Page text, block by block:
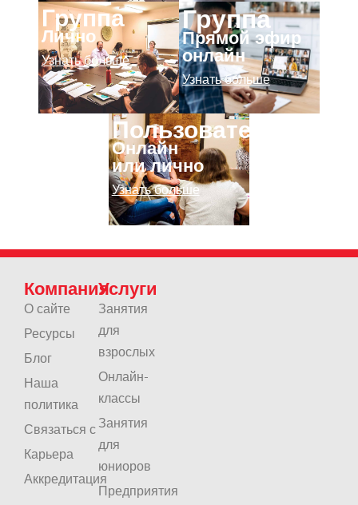
Группа
Лично
Узнать больше
Группа
Прямой эфир
онлайн
Узнать больше
Пользовательское
Онлайн
или лично
Узнать больше
Компания
О сайте
Ресурсы
Блог
Наша
политика
Связаться с
Карьера
Аккредитация
Услуги
Занятия
для
взрослых
Онлайн-
классы
Занятия
для
юниоров
Предприятия